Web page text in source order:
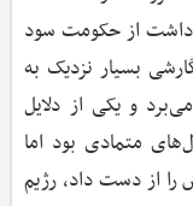
داشت از حکومت سود
بسیار نزدیک به
و یکی از دلایل
متمادی بود اما
را از دست داد، رژیم